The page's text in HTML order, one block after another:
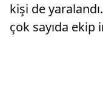
kişi de
çok sayıda ekip